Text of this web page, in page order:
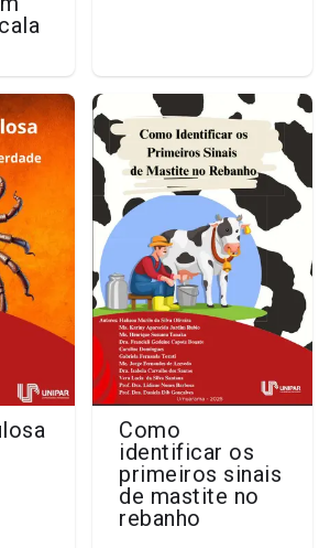
Como
identificar os
primeiros sinais
de mastite no
rebanho